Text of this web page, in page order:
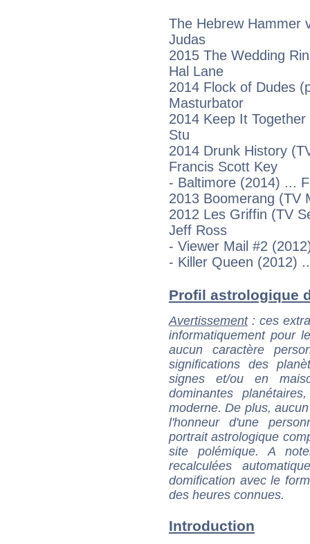
The Hebrew Hammer
Judas
2015 The Wedding
Hal Lane
2014 Flock of Dudes
Masturbator
2014 Keep It
Stu
2014 Drunk History
Francis Scott Key
- Baltimore (2014) ...
2013 Boomerang (TV
2012 Les Griffin (TV
Jeff Ross
- Viewer Mail #2
- Killer Queen (2012)
Profil astrologique
Avertissement: ces
informatiquement pour
aucun caractère
significations des
signes et/ou en
dominantes
moderne. De plus,
l'honneur d'une
portrait astrologique
site polémique. A
recalculées
domification avec le
des heures connues.
Introduction